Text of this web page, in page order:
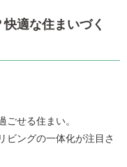
適な住まいづく
せる住まい。
ビングの一体化が注目さ